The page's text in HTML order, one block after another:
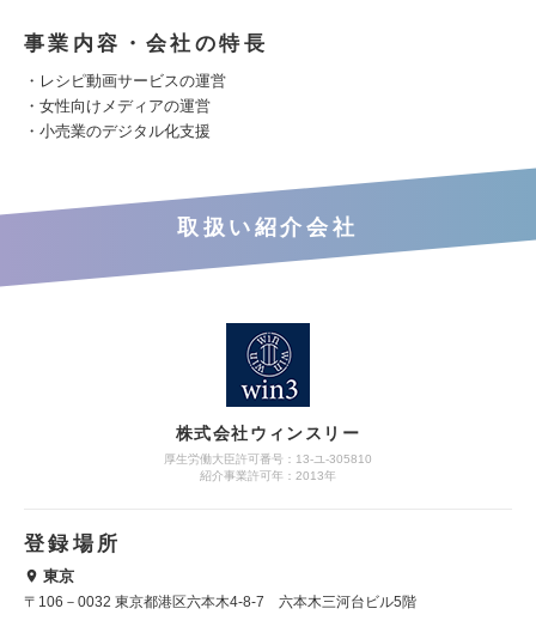
事業内容・会社の特長
・レシピ動画サービスの運営
・女性向けメディアの運営
・小売業のデジタル化支援
取扱い紹介会社
株式会社ウィンスリー
厚生労働大臣許可番号：13-ユ-305810
紹介事業許可年：2013年
登録場所
東京
〒106－0032 東京都港区六本木4-8-7 六本木三河台ビル5階